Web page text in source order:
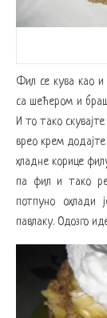
Фил се кува као
са шећером и
И то тако
врео крем
хладне корице
па фил и тако
потпуно охлади
павлаку. Одозго